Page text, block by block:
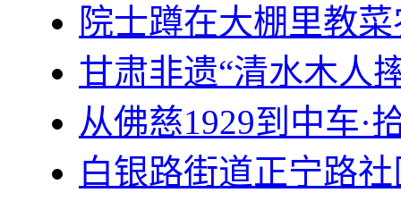
院士蹲在大棚里教菜
甘肃非遗“清水木人
从佛慈1929到中车·
白银路街道正宁路